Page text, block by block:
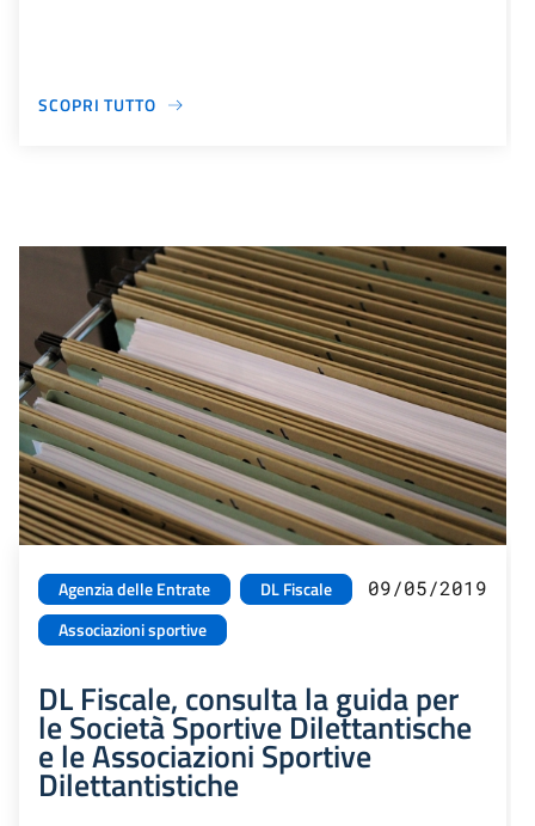
SCOPRI TUTTO
Agenzia delle Entrate
DL Fiscale
Associazioni sportive
09/05/2019
DL Fiscale, consulta la guida per
le Società Sportive Dilettantische
e le Associazioni Sportive
Dilettantistiche